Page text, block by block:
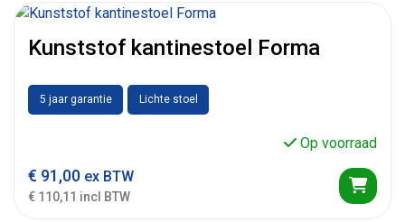
Kunststof kantinestoel Forma
5 jaar garantie Lichte stoel
Op voorraad
€ 91,00 ex BTW
€ 110,11 incl BTW